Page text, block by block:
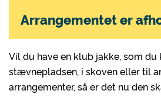
Vil du have en klub jakke, som du
stævnepladsen, i skoven eller til
arrangementer, så er det nu den
Arrangementet er